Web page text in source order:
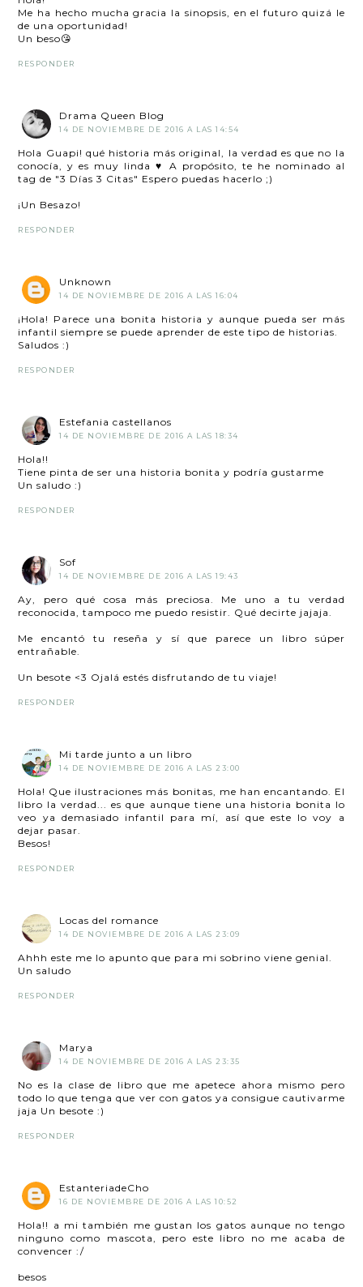
Me ha hecho mucha gracia la sinopsis, en el futuro quizá le
de una oportunidad!
Un beso😘
RESPONDER
Drama Queen Blog
14 DE NOVIEMBRE DE 2016 A LAS 14:54
Hola Guapi! qué historia más original, la verdad es que no la
conocía, y es muy linda ♥ A propósito, te he nominado al
tag de "3 Días 3 Citas" Espero puedas hacerlo ;)
¡Un Besazo!
RESPONDER
Unknown
14 DE NOVIEMBRE DE 2016 A LAS 16:04
¡Hola! Parece una bonita historia y aunque pueda ser más
infantil siempre se puede aprender de este tipo de historias.
Saludos :)
RESPONDER
Estefania castellanos
14 DE NOVIEMBRE DE 2016 A LAS 18:34
Hola!!
Tiene pinta de ser una historia bonita y podría gustarme
Un saludo :)
RESPONDER
Sof
14 DE NOVIEMBRE DE 2016 A LAS 19:43
Ay, pero qué cosa más preciosa. Me uno a tu verdad
reconocida, tampoco me puedo resistir. Qué decirte jajaja.
Me encantó tu reseña y sí que parece un libro súper
entrañable.
Un besote <3 Ojalá estés disfrutando de tu viaje!
RESPONDER
Mi tarde junto a un libro
14 DE NOVIEMBRE DE 2016 A LAS 23:00
Hola! Que ilustraciones más bonitas, me han encantando. El
libro la verdad... es que aunque tiene una historia bonita lo
veo ya demasiado infantil para mí, así que este lo voy a
dejar pasar.
Besos!
RESPONDER
Locas del romance
14 DE NOVIEMBRE DE 2016 A LAS 23:09
Ahhh este me lo apunto que para mi sobrino viene genial.
Un saludo
RESPONDER
Marya
14 DE NOVIEMBRE DE 2016 A LAS 23:35
No es la clase de libro que me apetece ahora mismo pero
todo lo que tenga que ver con gatos ya consigue cautivarme
jaja Un besote :)
RESPONDER
EstanteriadeCho
16 DE NOVIEMBRE DE 2016 A LAS 10:52
Hola!! a mi también me gustan los gatos aunque no tengo
ninguno como mascota, pero este libro no me acaba de
convencer :/
besos